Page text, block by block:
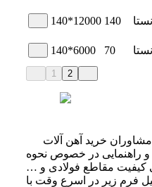
140*12000 140 نستا
140*6000
70 نستا
1 2
مشاوران خرید آهن آلات
و راهنمایی در خصوص نحوه
کیفیت مقاطع فولادی و …
فرم زیر در اسرع وقت با